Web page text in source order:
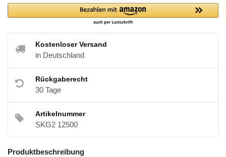
Kostenloser Versand
in Deutschland
Rückgaberecht
30 Tage
Artikelnummer
SKG2 12500
Produktbeschreibung